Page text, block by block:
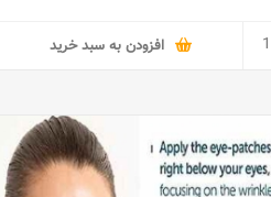
افزودن به سبد خرید